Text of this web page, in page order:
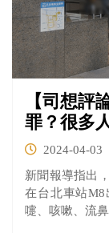
【司想評
罪？很多
2024-04-03
新聞報導指出
在台北車站
嚏、咳嗽、流鼻